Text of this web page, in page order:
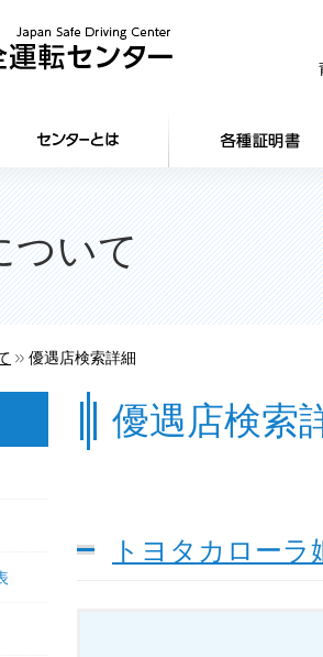
ついて
>> 優遇店検索詳細
優遇店検索
トヨタカローラ